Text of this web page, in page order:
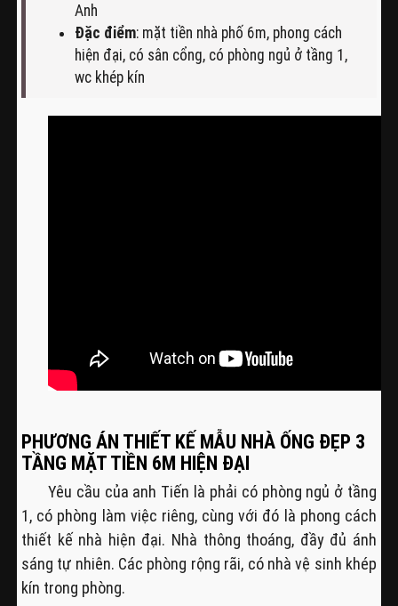
Anh
Đặc điểm: mặt tiền nhà phố 6m, phong cách
hiện đại, có sân cổng, có phòng ngủ ở tầng 1,
wc khép kín
PHƯƠNG ÁN THIẾT KẾ MẪU NHÀ ỐNG ĐẸP 3
TẦNG MẶT TIỀN 6M HIỆN ĐẠI
Yêu cầu của anh Tiến là phải có phòng ngủ ở tầng
1, có phòng làm việc riêng, cùng với đó là phong cách
thiết kế nhà hiện đại. Nhà thông thoáng, đầy đủ ánh
sáng tự nhiên. Các phòng rộng rãi, có nhà vệ sinh khép
kín trong phòng.